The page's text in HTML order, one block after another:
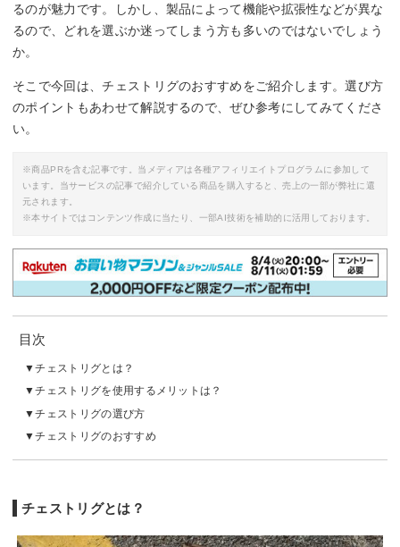
るのが魅力です。しかし、製品によって機能や拡張性などが異な
るので、どれを選ぶか迷ってしまう方も多いのではないでしょう
か。
そこで今回は、チェストリグのおすすめをご紹介します。選び方
のポイントもあわせて解説するので、ぜひ参考にしてみてくださ
い。
※商品PRを含む記事です。当メディアは各種アフィリエイトプログラムに参加して
います。当サービスの記事で紹介している商品を購入すると、売上の一部が弊社に還
元されます。
※本サイトではコンテンツ作成に当たり、一部AI技術を補助的に活用しております。
目次
チェストリグとは？
チェストリグを使用するメリットは？
チェストリグの選び方
チェストリグのおすすめ
チェストリグとは？